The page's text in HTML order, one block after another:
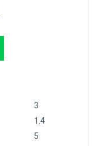
3
1.4
5